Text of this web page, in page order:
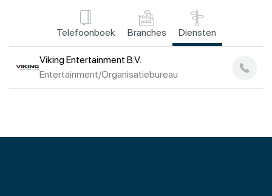
Telefoonboek Branches Diensten
Viking Entertainment B.V.
Entertainment/Organisatiebureau